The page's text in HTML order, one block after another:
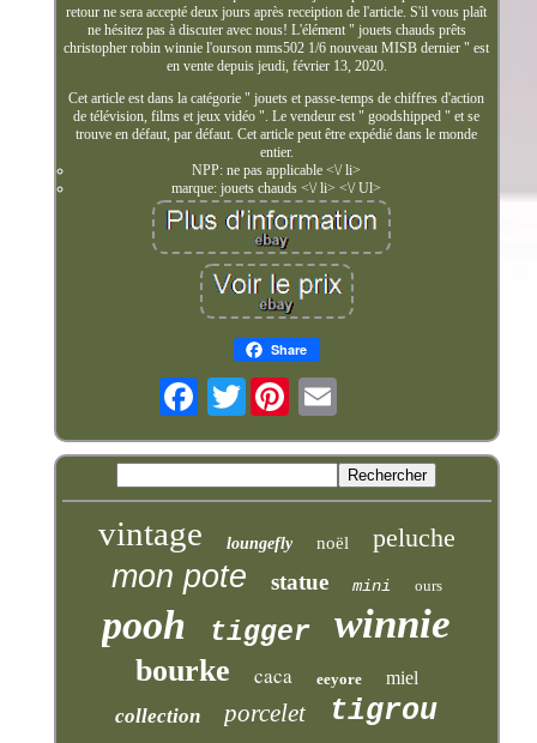
retour ne sera accepté deux jours après receiption de l'article. S'il vous plaît
ne hésitez pas à discuter avec nous! L'élément " jouets chauds prêts
christopher robin winnie l'ourson mms502 1/6 nouveau MISB dernier " est
en vente depuis jeudi, février 13, 2020.
Cet article est dans la catégorie " jouets et passe-temps de chiffres d'action
de télévision, films et jeux vidéo ". Le vendeur est " goodshipped " et se
trouve en défaut, par défaut. Cet article peut être expédié dans le monde
entier.
NPP: ne pas applicable <\/ li>
marque: jouets chauds <\/ li> <\/ Ul>
Share
Twitter
vintage loungefly noël peluche
mon pote statue mini ours
pooh tigger winnie
bourke caca eeyore miel
collection porcelet tigrou